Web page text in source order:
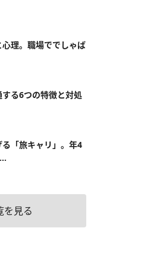
理。職場ででしゃば
する6つの特徴と対処
「旅キャリ」。年4
を見る